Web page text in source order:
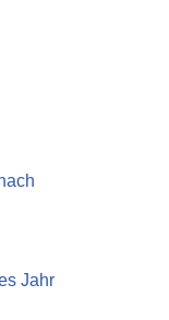
Jahr